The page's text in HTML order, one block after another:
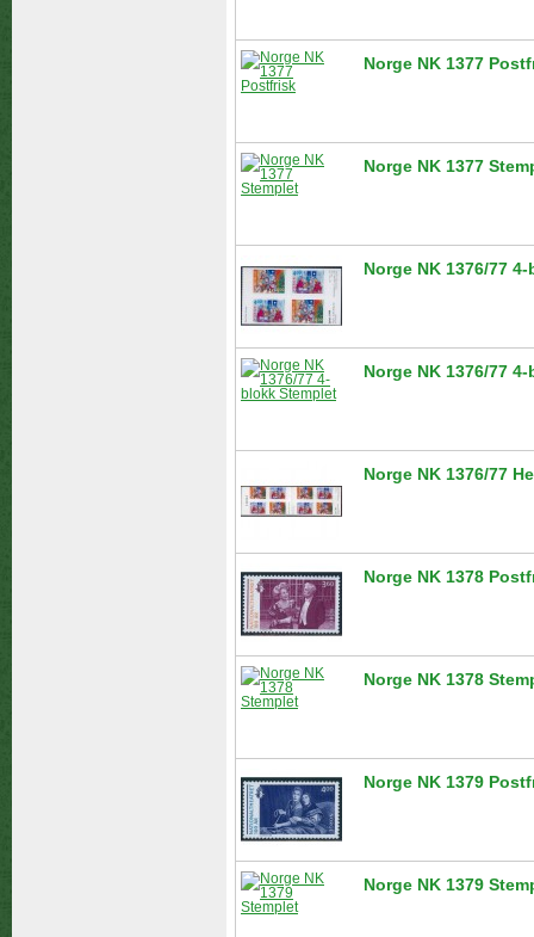
Norge NK 1377
Norge NK 1377
Norge NK 1376/77
Norge NK 1376/77
Norge NK 1376/77
Norge NK 1378
Norge NK 1378
Norge NK 1379
Norge NK 1379